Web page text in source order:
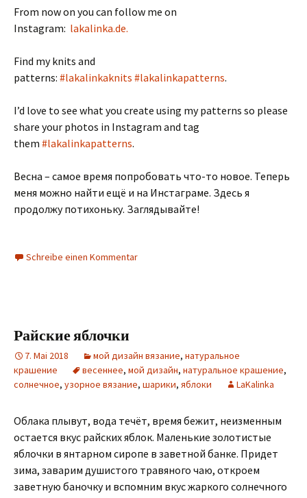
From now on you can follow me on
Instagram: lakalinka.de.
Find my knits and
patterns: #lakalinkaknits #lakalinkapatterns.
I’d love to see what you create using my patterns so please
share your photos in Instagram and tag
them #lakalinkapatterns.
Весна – самое время попробовать что-то новое. Теперь
меня можно найти ещё и на Инстаграме. Здесь я
продолжу потихоньку. Заглядывайте!
Schreibe einen Kommentar
Райские яблочки
7. Mai 2018 мой дизайн вязание, натуральное
крашение
весеннее, мой дизайн, натуральное крашение,
солнечное, узорное вязание, шарики, яблоки LaKalinka
Облака плывут, вода течёт, время бежит, неизменным
остается вкус райских яблок. Маленькие золотистые
яблочки в янтарном сиропе в заветной банке. Придет
зима, заварим душистого травяного чаю, откроем
заветную баночку и вспомним вкус жаркого солнечного